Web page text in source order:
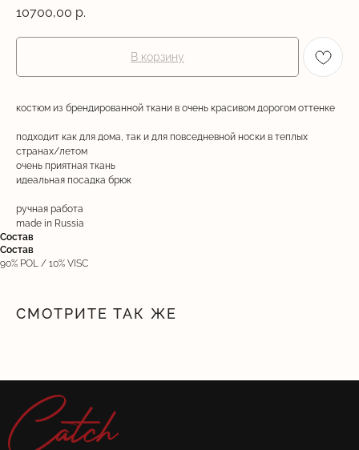
10700,00 р.
В корзину
костюм из брендированной ткани в очень красивом дорогом оттенке
подходит как для дома, так и для повседневной носки в теплых
странах/летом
очень приятная ткань
идеальная посадка брюк
ручная работа
made in Russia
Состав
Состав
90% POL / 10% VISC
СМОТРИТЕ ТАК ЖЕ